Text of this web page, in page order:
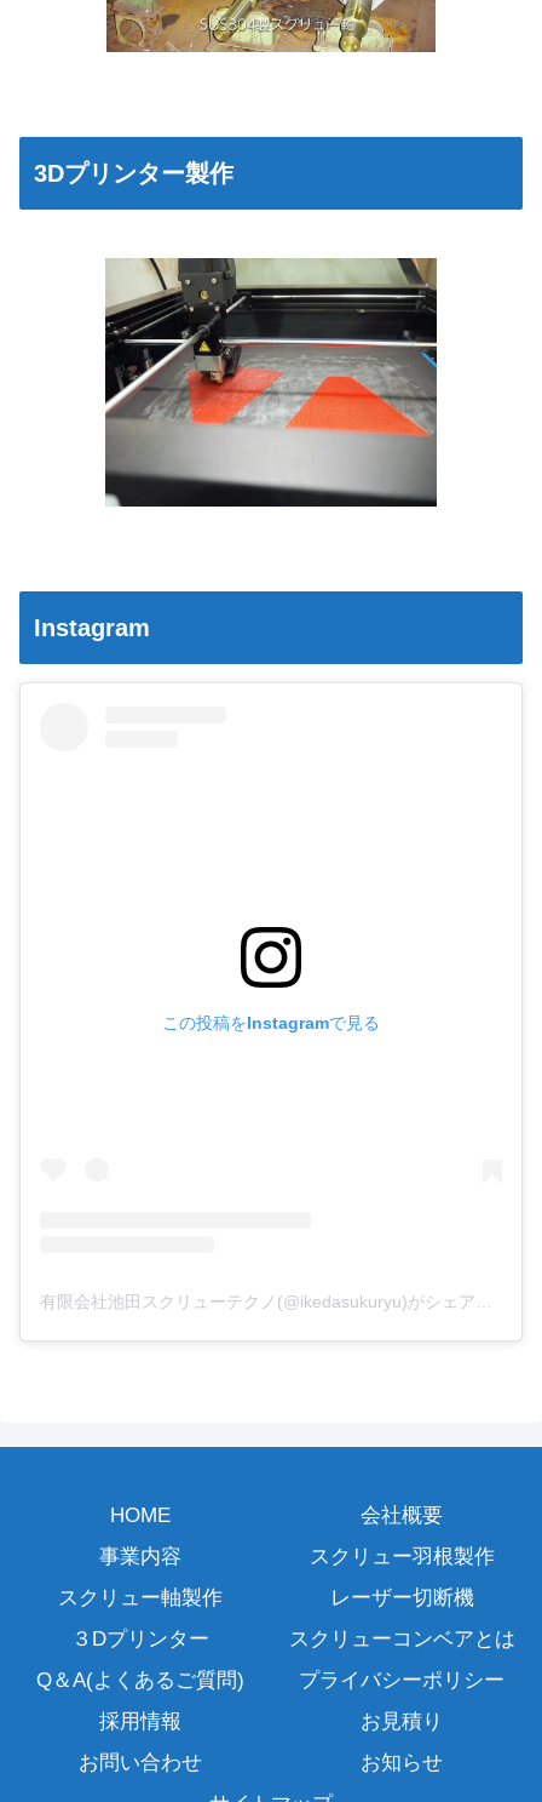
3Dプリンター製作
Instagram
この投稿をInstagramで見る
HOME
会社概要
事業内容
スクリュー羽根製作
スクリュー軸製作
レーザー切断機
３Dプリンター
スクリューコンベアとは
Q＆A(よくあるご質問)
プライバシーポリシー
採用情報
お見積り
お問い合わせ
お知らせ